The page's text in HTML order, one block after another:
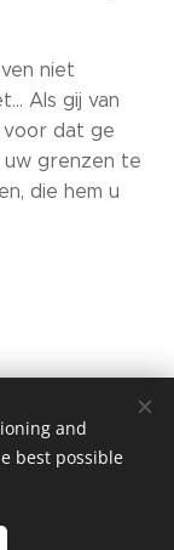
niet
Als gij van
voor dat ge
grenzen te
die hem u
92A, B-9000
and
best possible